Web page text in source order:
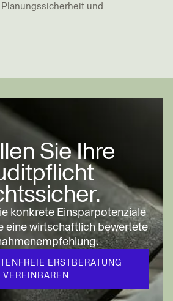
und
Sie Ihre
konkrete Einsparpotenziale
eine wirtschaftlich bewertete
ERSTBERATUNG
VEREINBAREN